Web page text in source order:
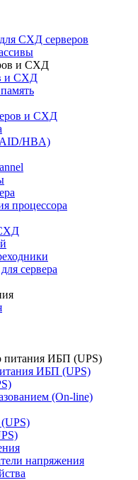
СХД серверов
и СХД
и СХД
HBA)
процессора
сервера
ИБП (UPS)
(On-line)
напряжения